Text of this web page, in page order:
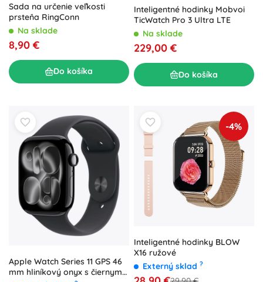
Sada na určenie veľkosti
prsteňa RingConn
Na sklade
8,90 €
Do košíka
Inteligentné hodinky Mobvoi
TicWatch Pro 3 Ultra LTE
Na sklade
229,00 €
Do košíka
Apple Watch Series 11 GPS 46
mm hliníkový onyx s čiernym
-4%
Inteligentné hodinky BLOW
X16 ružové
Externý sklad ?